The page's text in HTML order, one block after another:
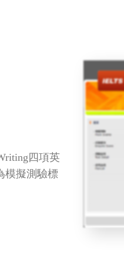
四項英
模擬測驗標